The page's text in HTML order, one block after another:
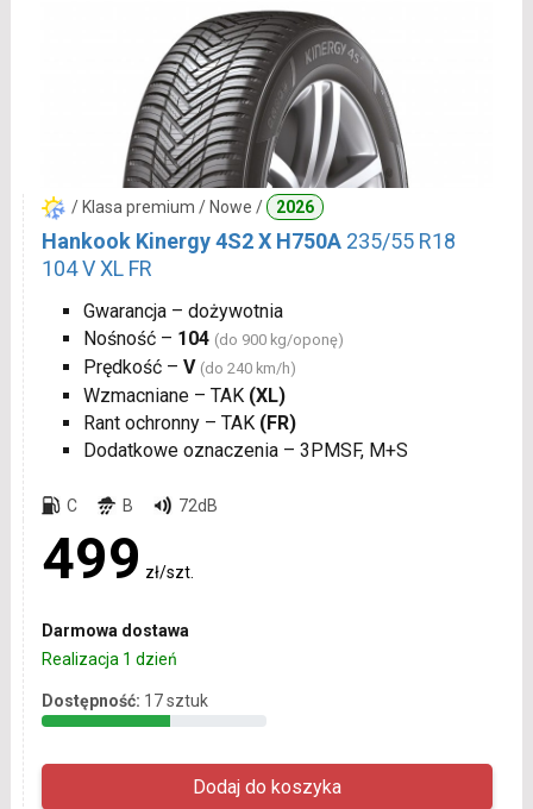
/ Klasa premium / Nowe / 2026
Hankook Kinergy 4S2 X H750A 235/55 R18
104 V XL FR
Gwarancja – dożywotnia
Nośność – 104 (do 900 kg/oponę)
Prędkość – V (do 240 km/h)
Wzmacniane – TAK (XL)
Rant ochronny – TAK (FR)
Dodatkowe oznaczenia – 3PMSF, M+S
C B 72dB
499 zł/szt.
Darmowa dostawa
Realizacja 1 dzień
Dostępność: 17 sztuk